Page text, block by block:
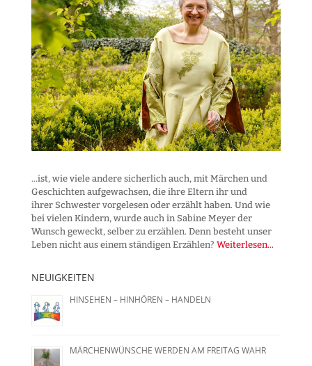
...ist, wie viele andere sicherlich auch, mit Märchen und
Geschichten aufgewachsen, die ihre Eltern ihr und
ihrer Schwester vorgelesen oder erzählt haben. Und wie
bei vielen Kindern, wurde auch in Sabine Meyer der
Wunsch geweckt, selber zu erzählen. Denn besteht unser
Leben nicht aus einem ständigen Erzählen? Weiterlesen...
NEUIGKEITEN
HINSEHEN – HINHÖREN – HANDELN
MÄRCHENWÜNSCHE WERDEN AM FREITAG WAHR